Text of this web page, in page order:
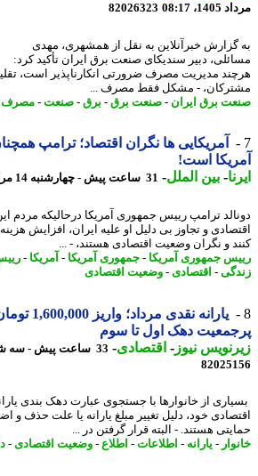
08:17
82026323
خبرآنلاین به نقل از همشهری، مهدی
دبیر سندیکای صنعت برق ایران تأکید کرد:
مدیریت مصرف ضرورتی انکارناپذیر است، تقلیل
- مشکل فقط مصرف ...
برق ایران - صنعت برق - برق - صنعت-مصرف-
آمریکایی ها نگران اقتصاد؛ ترامپ
است!
-بین الملل-31 ساعت پیش - چهارشنبه 14 مرداد 1405، 01:25
ترامپ رییس جمهوری آمریکا درحالیکه مردم این
و تجاوز بی دلیل او علیه ایران، افزایش هزینه
و نگران وضعیت اقتصادی هستند، - ...
جمهوری آمریکا- جمهوری آمریکا- آمریکا- رییس
-اقتصادی-وضعیت اقتصادی
یارانه نقدی مرداد؛
دهک اول تا سوم
نیوز-اقتصادی-33 ساعت پیش - سه شنبه 13 مرداد 1405، 22:57
از خانوارها با جستجوی عبارت دهک بندی یارانه
خود، دلیل تغییر مبلغ یارانه یا علت حذف و
هستند. - البته قرار گرفتن در ...
-یارانه- اطلاعات-اطلاع-وضعیت اقتصادی-دهک